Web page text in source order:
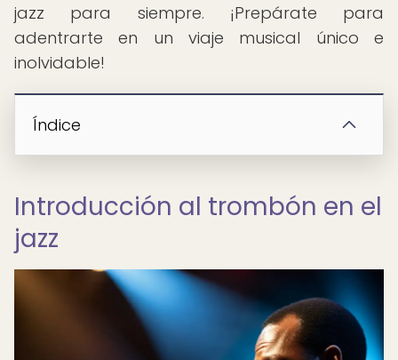
jazz para siempre. ¡Prepárate para
adentrarte en un viaje musical único e
inolvidable!
Índice
Introducción al trombón en el
jazz